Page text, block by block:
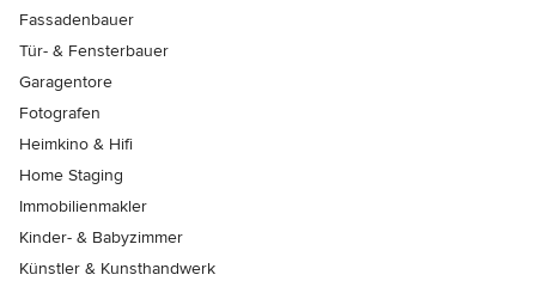
Fassadenbauer
Tür- & Fensterbauer
Garagentore
Fotografen
Heimkino & Hifi
Home Staging
Immobilienmakler
Kinder- & Babyzimmer
Künstler & Kunsthandwerk